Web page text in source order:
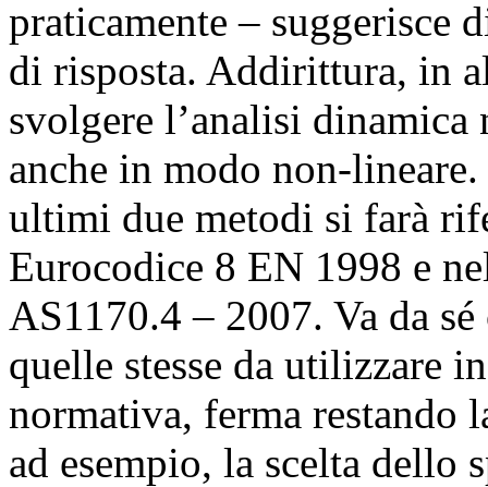
praticamente – suggerisce
di risposta. Addirittura, in
svolgere l’analisi
anche in modo non-
ultimi due metodi si farà
Eurocodice 8 EN 1998 e
AS1170.4 – 2007. Va da
quelle stesse da utilizzare
normativa, ferma restando
ad esempio, la scelta